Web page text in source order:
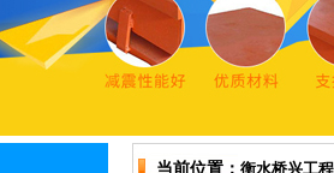
当前位置： 衡水桥兴工